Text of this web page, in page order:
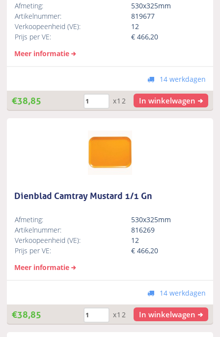
Afmeting:
530x325mm
Artikelnummer:
819677
Verkoopeenheid (VE):
12
Prijs per VE:
€466,20
Meer informatie
14 werkdagen
€38,85 x12 In winkelwagen
Dienblad Camtray Mustard 1/1 Gn
Afmeting:
530x325mm
Artikelnummer:
816269
Verkoopeenheid (VE):
12
Prijs per VE:
€466,20
Meer informatie
14 werkdagen
€38,85 x12 In winkelwagen